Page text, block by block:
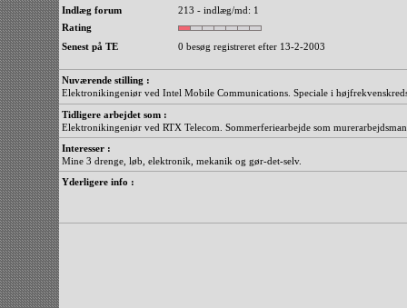
Indlæg forum
213 - indlæg/md: 1
Rating
Senest på TE
0 besøg registreret efter 13-2-2003
Nuværende stilling :
Elektronikingeniør ved Intel Mobile Communications. Speciale i
Tidligere arbejdet som :
Elektronikingeniør ved RTX Telecom. Sommerferiearbejde som
Interesser :
Mine 3 drenge, løb, elektronik, mekanik og gør-det-selv.
Yderligere info :